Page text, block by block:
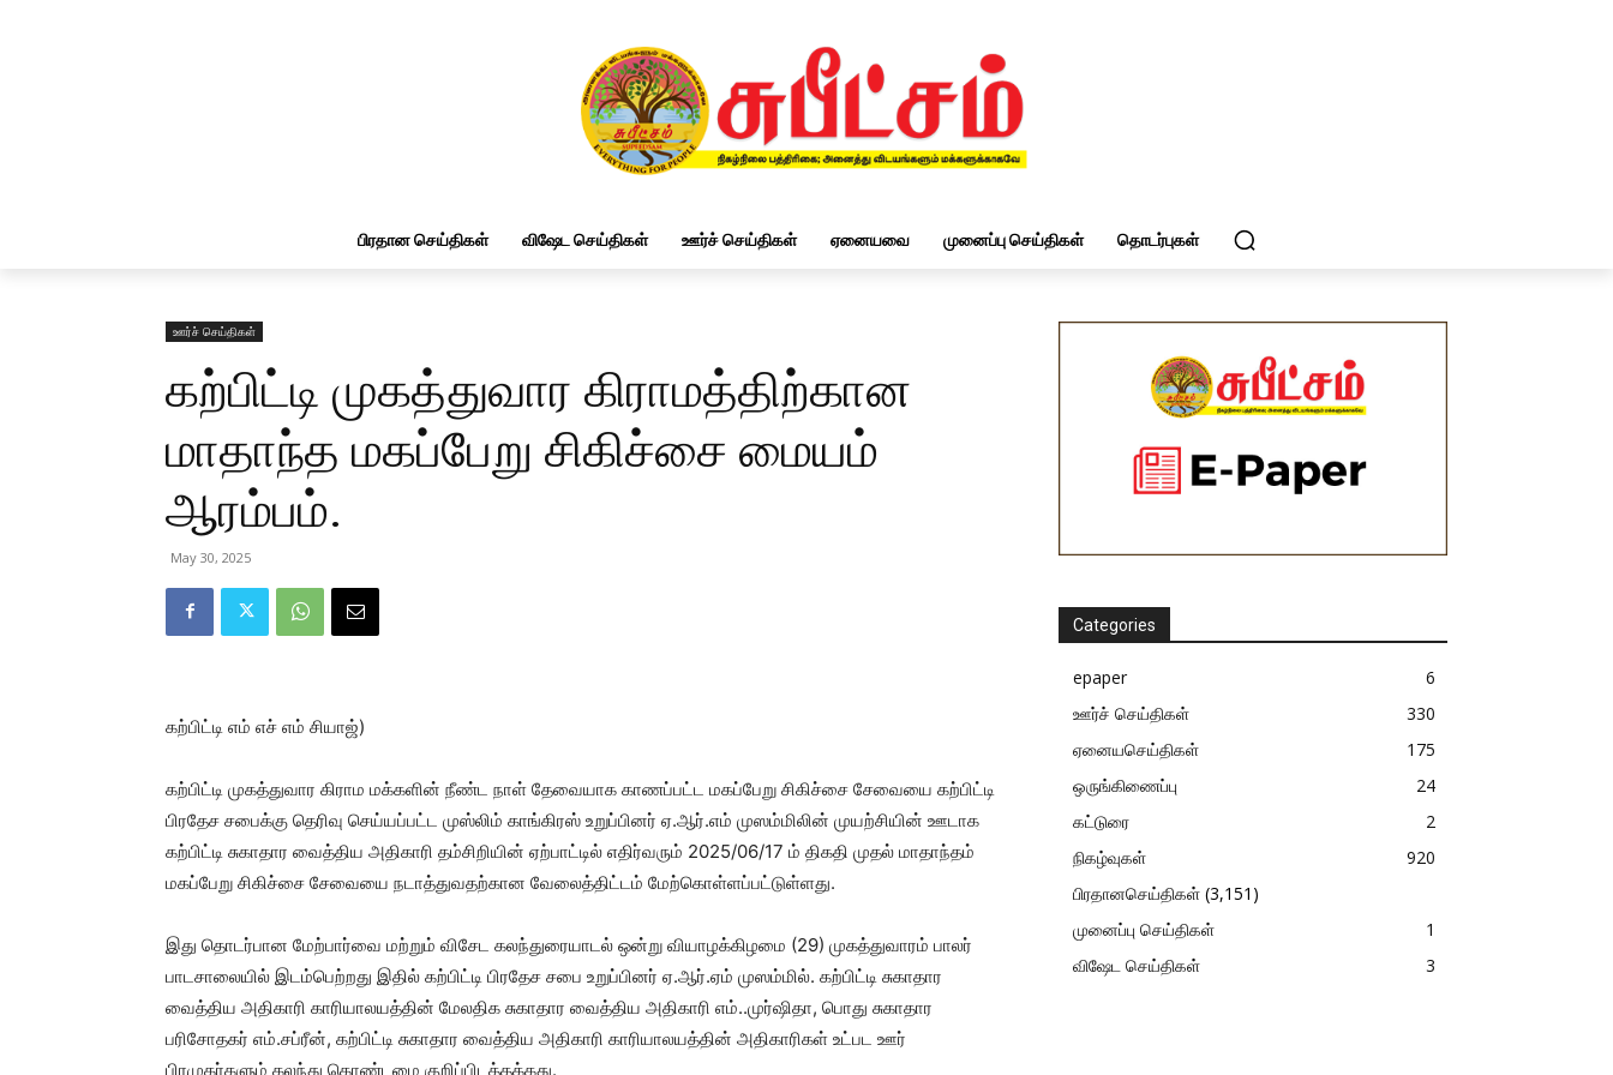
பிரதான செய்திகள் விஷேட செய்திகள் ஊர்ச் செய்திகள் ஏனையவை முனைப்பு செய்திகள் தொடர்புகள்
ஊர்ச் செய்திகள்
கற்பிட்டி முகத்துவார கிராமத்திற்கான
மாதாந்த மகப்பேறு சிகிச்சை மையம்
ஆரம்பம்.
May 30, 2025
கற்பிட்டி எம் எச் எம் சியாஜ்)
கற்பிட்டி முகத்துவார கிராம மக்களின் நீண்ட நாள் தேவையாக காணப்பட்ட மகப்பேறு சிகிச்சை சேவையை கற்பிட்டி
பிரதேச சபைக்கு தெரிவு செய்யப்பட்ட முஸ்லிம் காங்கிரஸ் உறுப்பினர் ஏ.ஆர்.எம் முஸம்மிலின் முயற்சியின் ஊடாக
கற்பிட்டி சுகாதார வைத்திய அதிகாரி தம்சிறியின் ஏற்பாட்டில் எதிர்வரும் 2025/06/17 ம் திகதி முதல் மாதாந்தம்
மகப்பேறு சிகிச்சை சேவையை நடாத்துவதற்கான வேலைத்திட்டம் மேற்கொள்ளப்பட்டுள்ளது.
இது தொடர்பான மேற்பார்வை மற்றும் விசேட கலந்துரையாடல் ஒன்று வியாழக்கிழமை (29) முகத்துவாரம் பாலர்
பாடசாலையில் இடம்பெற்றது இதில் கற்பிட்டி பிரதேச சபை உறுப்பினர் ஏ.ஆர்.ஏம் முஸம்மில். கற்பிட்டி சுகாதார
வைத்திய அதிகாரி காரியாலயத்தின் மேலதிக சுகாதார வைத்திய அதிகாரி எம்..முர்ஷிதா, பொது சுகாதார
பரிசோதகர் எம்.சப்ரீன், கற்பிட்டி சுகாதார வைத்திய அதிகாரி காரியாலயத்தின் அதிகாரிகள் உட்பட ஊர்
பிரமுகர்களும் கலந்து கொண்டமை குறிப்பிடத்தக்கது.
Categories
epaper
6
ஊர்ச் செய்திகள்
330
ஏனையசெய்திகள்
175
ஒருங்கிணைப்பு
24
கட்டுரை
2
நிகழ்வுகள்
920
பிரதானசெய்திகள் (3,151)
முனைப்பு செய்திகள்
1
விஷேட செய்திகள்
3